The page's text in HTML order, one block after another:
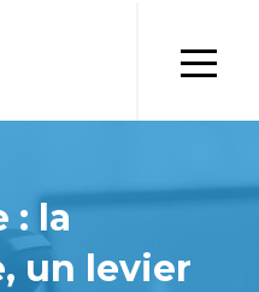
: la
un levier